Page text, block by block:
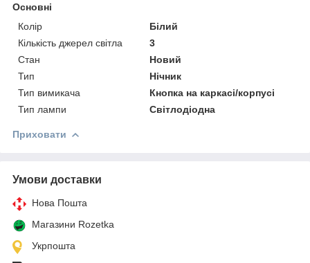
Основні
Колір
Білий
Кількість джерел світла
3
Стан
Новий
Тип
Нічник
Тип вимикача
Кнопка на каркасі/корпусі
Тип лампи
Світлодіодна
Приховати
Умови доставки
Нова Пошта
Магазини Rozetka
Укрпошта